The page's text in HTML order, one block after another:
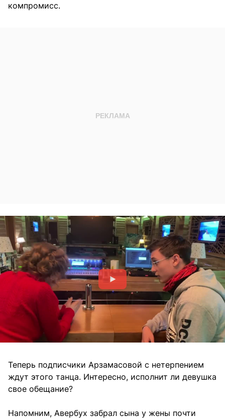
компромисс.
Теперь подписчики Арзамасовой с нетерпением
ждут этого танца. Интересно, исполнит ли девушка
свое обещание?
Напомним, Авербух забрал сына у жены почти